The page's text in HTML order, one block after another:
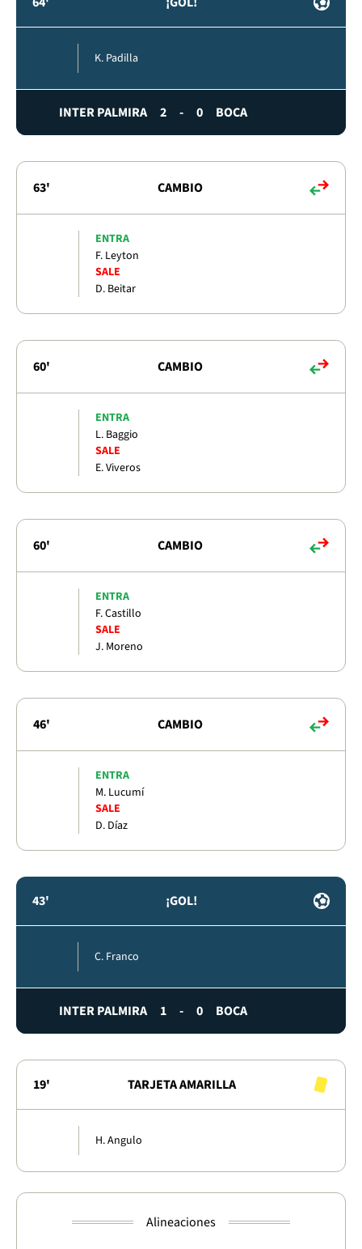
K. Padilla
INTER PALMIRA 2 - 0 BOCA
63' CAMBIO
ENTRA
F. Leyton
SALE
D. Beitar
60' CAMBIO
ENTRA
L. Baggio
SALE
E. Viveros
60' CAMBIO
ENTRA
F. Castillo
SALE
J. Moreno
46' CAMBIO
ENTRA
M. Lucumí
SALE
D. Díaz
43' ¡GOL!
C. Franco
INTER PALMIRA 1 - 0 BOCA
19' TARJETA AMARILLA
H. Angulo
Alineaciones